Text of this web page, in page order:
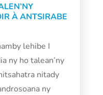
À ANTSIRABE
lehibe I
ny ho talean’ny
nitady
ny